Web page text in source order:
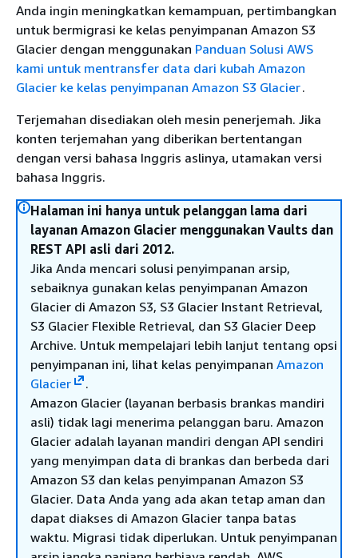
Anda ingin meningkatkan kemampuan, pertimbangkan
untuk bermigrasi ke kelas penyimpanan Amazon S3
Glacier dengan menggunakan Panduan Solusi AWS
kami untuk mentransfer data dari kubah Amazon
Glacier ke kelas penyimpanan Amazon S3 Glacier.
Terjemahan disediakan oleh mesin penerjemah. Jika
konten terjemahan yang diberikan bertentangan
dengan versi bahasa Inggris aslinya, utamakan versi
bahasa Inggris.
Halaman ini hanya untuk pelanggan lama dari
layanan Amazon Glacier menggunakan Vaults dan
REST API asli dari 2012.
Jika Anda mencari solusi penyimpanan arsip,
sebaiknya gunakan kelas penyimpanan Amazon
Glacier di Amazon S3, S3 Glacier Instant Retrieval,
S3 Glacier Flexible Retrieval, dan S3 Glacier Deep
Archive. Untuk mempelajari lebih lanjut tentang opsi
penyimpanan ini, lihat kelas penyimpanan Amazon
Glacier
.
Amazon Glacier (layanan berbasis brankas mandiri
asli) tidak lagi menerima pelanggan baru. Amazon
Glacier adalah layanan mandiri dengan API sendiri
yang menyimpan data di brankas dan berbeda dari
Amazon S3 dan kelas penyimpanan Amazon S3
Glacier. Data Anda yang ada akan tetap aman dan
dapat diakses di Amazon Glacier tanpa batas
waktu. Migrasi tidak diperlukan. Untuk penyimpanan